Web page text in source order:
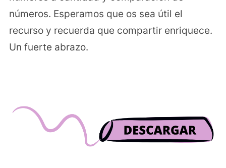
números. Esperamos que os sea útil el
recurso y recuerda que compartir enriquece.
Un fuerte abrazo.